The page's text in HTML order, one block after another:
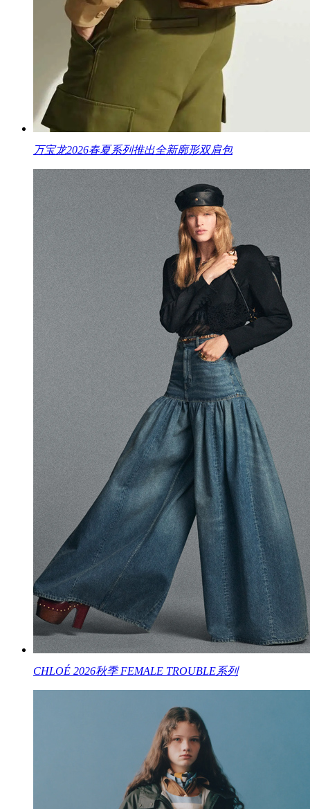
万宝龙2026春夏系列推出全新廓形双肩包
CHLOÉ 2026秋季 FEMALE TROUBLE系列